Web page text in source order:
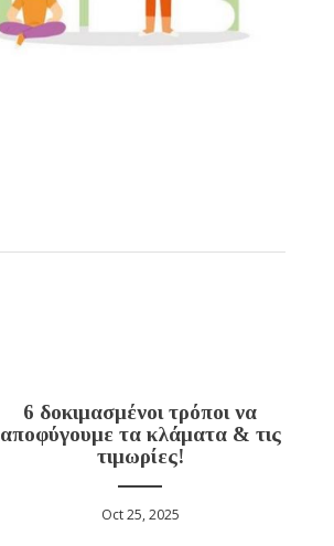
6 δοκιμασμένοι τρόποι να
αποφύγουμε τα κλάματα & τις
τιμωρίες!
Oct 25, 2025